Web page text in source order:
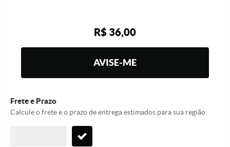
R$ 36,00
AVISE-ME
Frete e Prazo
Calcule o frete e o prazo de entrega estimados para sua região: